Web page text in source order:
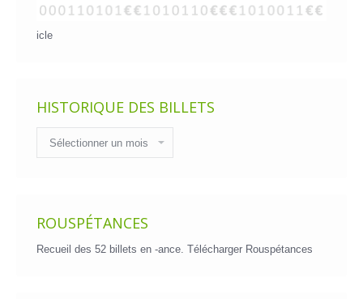
icle
HISTORIQUE DES BILLETS
des
billets
ROUSPÉTANCES
Recueil des 52 billets en -ance. Télécharger Rouspétances